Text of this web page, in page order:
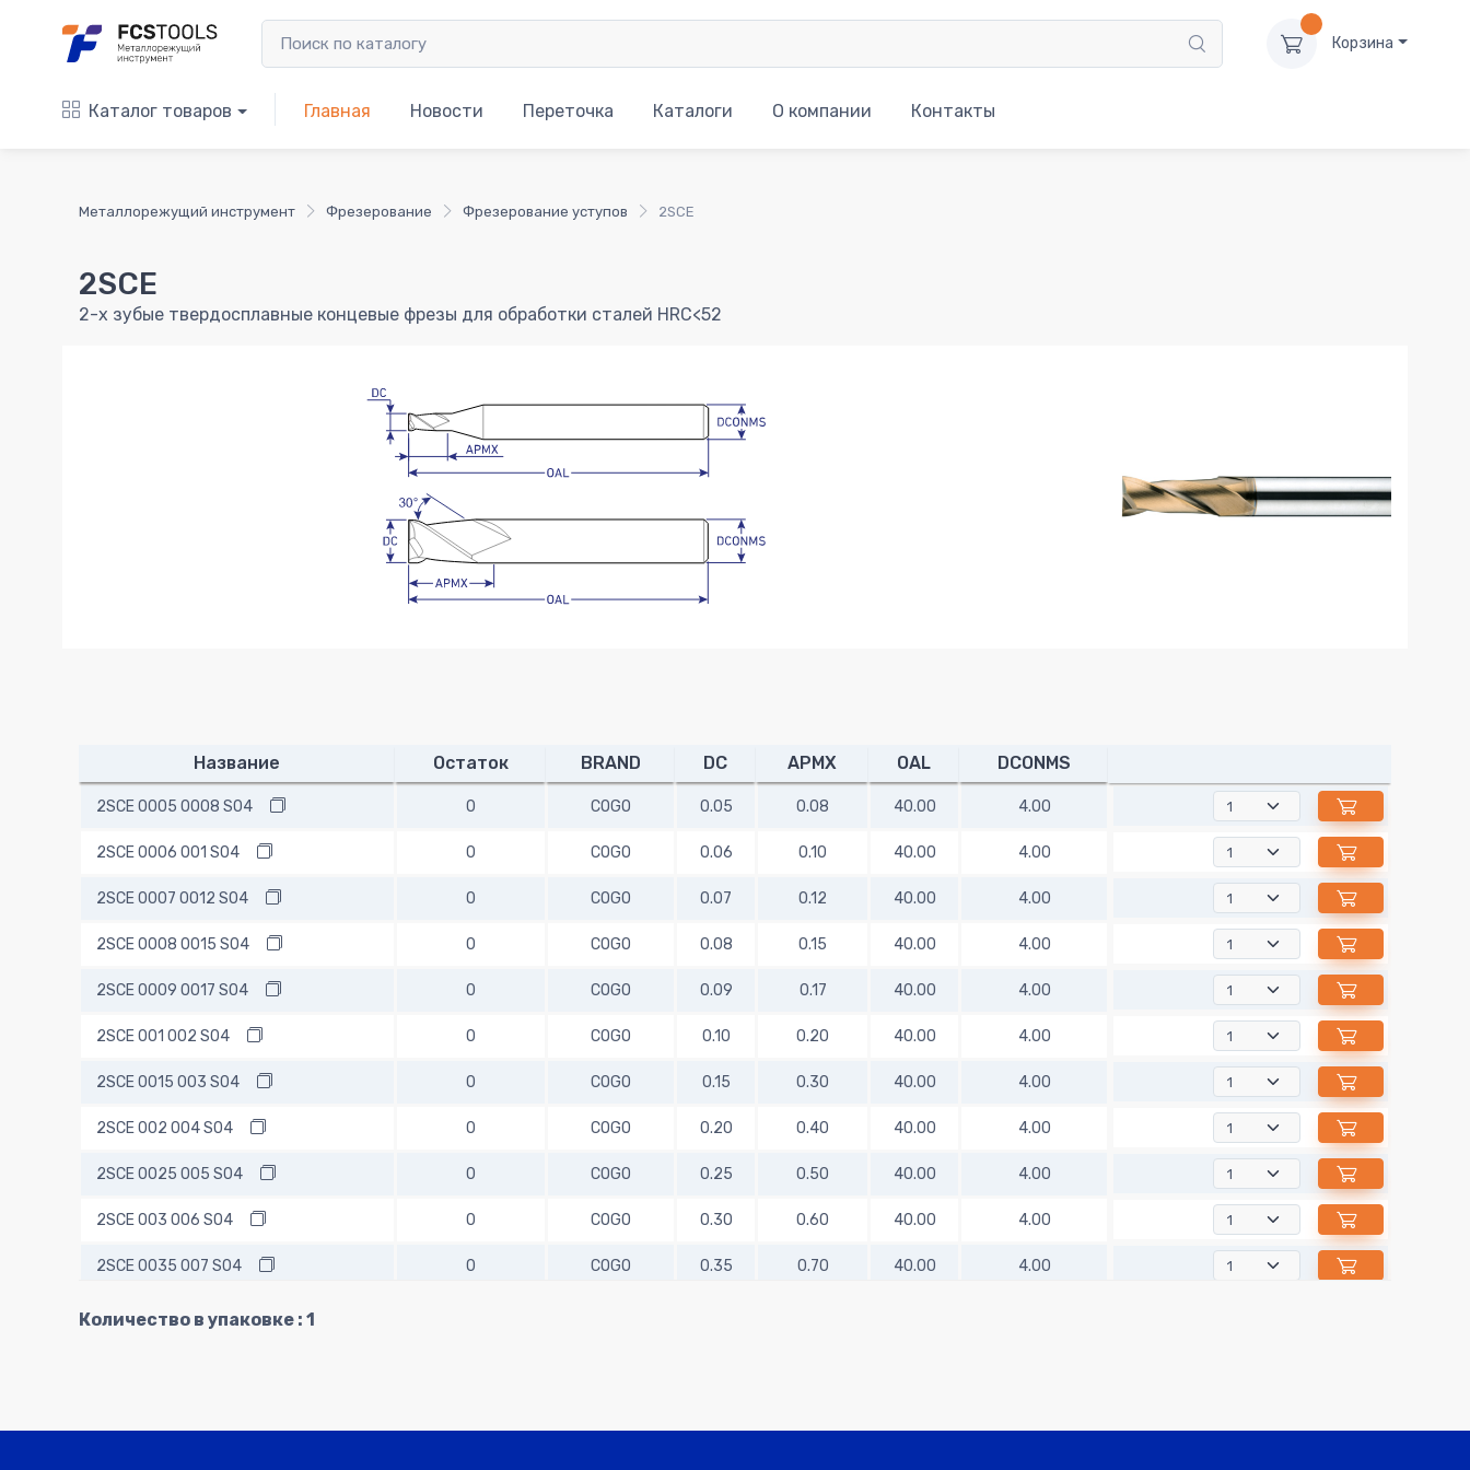
Корзина
Каталог товаров Главная Новости Переточка Каталоги О компании Контакты
Металлорежущий инструмент Фрезерование Фрезерование уступов 2SCE
2SCE
2-х зубые твердосплавные концевые фрезы для обработки сталей HRC<52
Название Остаток BRAND DC APMX OAL DCONMS
2SCE 0005 0008 S04 0 COGO 0.05 0.08 40.00 4.00
2SCE 0006 001 S04 0 COGO 0.06 0.10 40.00 4.00
2SCE 0007 0012 S04 0 COGO 0.07 0.12 40.00 4.00
2SCE 0008 0015 S04 0 COGO 0.08 0.15 40.00 4.00
2SCE 0009 0017 S04 0 COGO 0.09 0.17 40.00 4.00
2SCE 001 002 S04 0 COGO 0.10 0.20 40.00 4.00
2SCE 0015 003 S04 0 COGO 0.15 0.30 40.00 4.00
2SCE 002 004 S04 0 COGO 0.20 0.40 40.00 4.00
2SCE 0025 005 S04 0 COGO 0.25 0.50 40.00 4.00
2SCE 003 006 S04 0 COGO 0.30 0.60 40.00 4.00
2SCE 0035 007 S04 0 COGO 0.35 0.70 40.00 4.00
2SCE 004 008 S04
Количество в упаковке : 1